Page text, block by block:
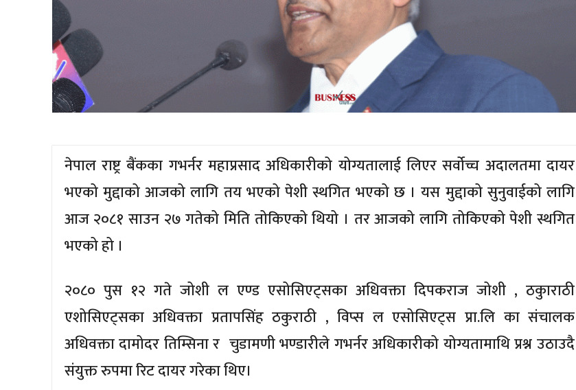
नेपाल राष्ट्र बैंकका गभर्नर महाप्रसाद अधिकारीको योग्यतालाई लिएर सर्वोच्च अदालतमा दायर
भएको मुद्दाको आजको लागि तय भएको पेशी स्थगित भएको छ । यस मुद्दाको सुनुवाईको लागि
आज २०८१ साउन २७ गतेको मिति तोकिएको थियो । तर आजको लागि तोकिएको पेशी स्थगित
भएको हो ।
२०८० पुस १२ गते जोशी ल एण्ड एसोसिएट्सका अधिवक्ता दिपकराज जोशी , ठकुाराठी
एशोसिएट्सका अधिवक्ता प्रतापसिंह ठकुराठी , विप्स ल एसोसिएट्स प्रा.लि का संचालक
अधिवक्ता दामोदर तिम्सिना र चुडामणी भण्डारीले गभर्नर अधिकारीको योग्यतामाथि प्रश्न उठाउदै
संयुक्त रुपमा रिट दायर गरेका थिए।